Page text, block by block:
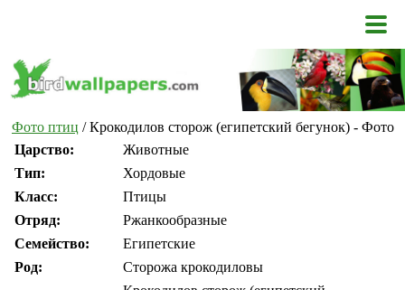
Фото птиц / Крокодилов сторож (египетский бегунок) - Фото
Царство:
Животные
Тип:
Хордовые
Класс:
Птицы
Отряд:
Ржанкообразные
Семейство:
Египетские
Род:
Сторожа крокодиловы